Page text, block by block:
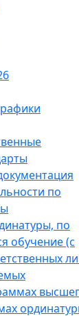
по
по
обучение (с